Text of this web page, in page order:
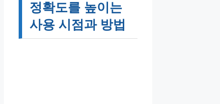
정확도를 높이는
사용 시점과 방법